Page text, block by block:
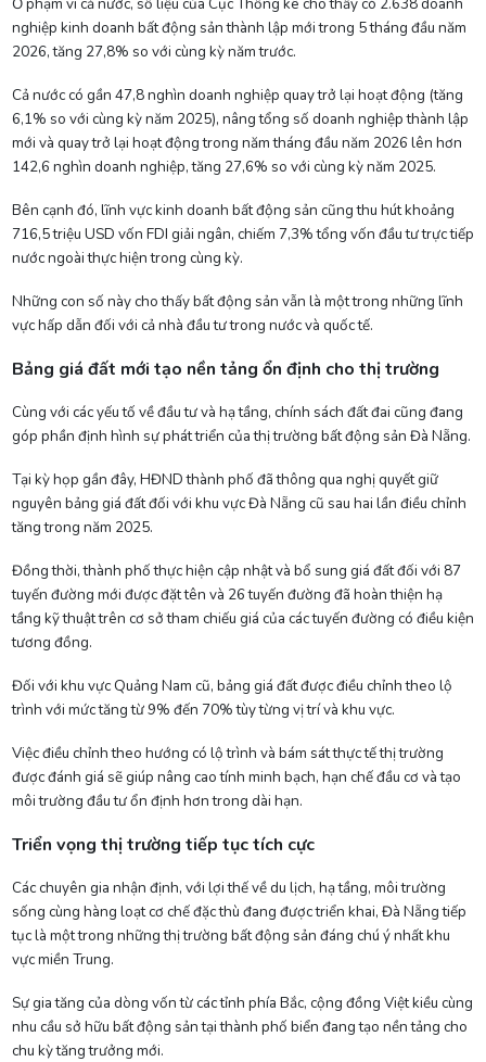
nghiệp kinh doanh bất động sản thành lập mới trong 5 tháng đầu năm
2026, tăng 27,8% so với cùng kỳ năm trước.
Cả nước có gần 47,8 nghìn doanh nghiệp quay trở lại hoạt động (tăng
6,1% so với cùng kỳ năm 2025), nâng tổng số doanh nghiệp thành lập
mới và quay trở lại hoạt động trong năm tháng đầu năm 2026 lên hơn
142,6 nghìn doanh nghiệp, tăng 27,6% so với cùng kỳ năm 2025.
Bên cạnh đó, lĩnh vực kinh doanh bất động sản cũng thu hút khoảng
716,5 triệu USD vốn FDI giải ngân, chiếm 7,3% tổng vốn đầu tư trực tiếp
nước ngoài thực hiện trong cùng kỳ.
Những con số này cho thấy bất động sản vẫn là một trong những lĩnh
vực hấp dẫn đối với cả nhà đầu tư trong nước và quốc tế.
Bảng giá đất mới tạo nền tảng ổn định cho thị trường
Cùng với các yếu tố về đầu tư và hạ tầng, chính sách đất đai cũng đang
góp phần định hình sự phát triển của thị trường bất động sản Đà Nẵng.
Tại kỳ họp gần đây, HĐND thành phố đã thông qua nghị quyết giữ
nguyên bảng giá đất đối với khu vực Đà Nẵng cũ sau hai lần điều chỉnh
tăng trong năm 2025.
Đồng thời, thành phố thực hiện cập nhật và bổ sung giá đất đối với 87
tuyến đường mới được đặt tên và 26 tuyến đường đã hoàn thiện hạ
tầng kỹ thuật trên cơ sở tham chiếu giá của các tuyến đường có điều kiện
tương đồng.
Đối với khu vực Quảng Nam cũ, bảng giá đất được điều chỉnh theo lộ
trình với mức tăng từ 9% đến 70% tùy từng vị trí và khu vực.
Việc điều chỉnh theo hướng có lộ trình và bám sát thực tế thị trường
được đánh giá sẽ giúp nâng cao tính minh bạch, hạn chế đầu cơ và tạo
môi trường đầu tư ổn định hơn trong dài hạn.
Triển vọng thị trường tiếp tục tích cực
Các chuyên gia nhận định, với lợi thế về du lịch, hạ tầng, môi trường
sống cùng hàng loạt cơ chế đặc thù đang được triển khai, Đà Nẵng tiếp
tục là một trong những thị trường bất động sản đáng chú ý nhất khu
vực miền Trung.
Sự gia tăng của dòng vốn từ các tỉnh phía Bắc, cộng đồng Việt kiều cùng
nhu cầu sở hữu bất động sản tại thành phố biển đang tạo nền tảng cho
chu kỳ tăng trưởng mới.